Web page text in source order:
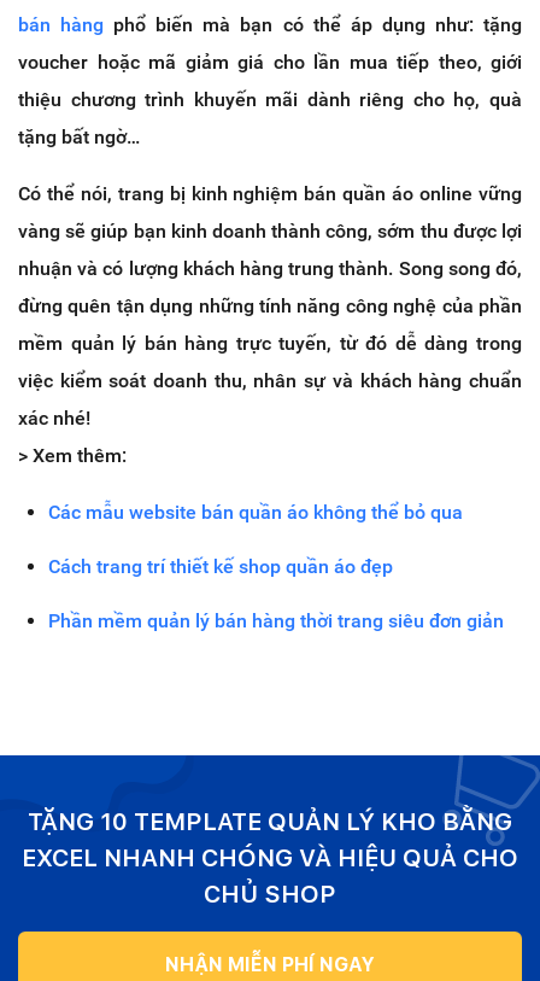
bán hàng phổ biến mà bạn có thể áp dụng như: tặng
voucher hoặc mã giảm giá cho lần mua tiếp theo, giới
thiệu chương trình khuyến mãi dành riêng cho họ, quà
tặng bất ngờ…
Có thể nói, trang bị kinh nghiệm bán quần áo online vững
vàng sẽ giúp bạn kinh doanh thành công, sớm thu được lợi
nhuận và có lượng khách hàng trung thành. Song song đó,
đừng quên tận dụng những tính năng công nghệ của phần
mềm quản lý bán hàng trực tuyến, từ đó dễ dàng trong
việc kiểm soát doanh thu, nhân sự và khách hàng chuẩn
xác nhé!
> Xem thêm:
Các mẫu website bán quần áo không thể bỏ qua
Cách trang trí thiết kế shop quần áo đẹp
Phần mềm quản lý bán hàng thời trang siêu đơn giản
TẶNG 10 TEMPLATE QUẢN LÝ KHO BẰNG
EXCEL NHANH CHÓNG VÀ HIỆU QUẢ CHO
CHỦ SHOP
NHẬN MIỄN PHÍ NGAY